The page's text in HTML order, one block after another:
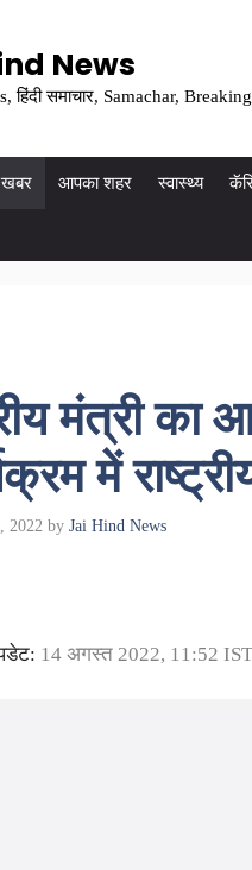
News
हिंदी समाचार, Samachar,
खबर आपका शहर स्वास्थ्य
मंत्री का
में
2022 by Jai Hind News
14 अगस्त 2022, 11:52 IST